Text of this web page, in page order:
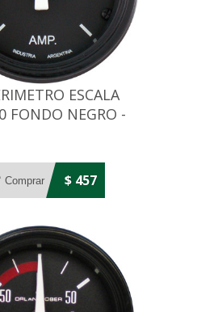
ESCALA
FONDO NEGRO -
$ 457